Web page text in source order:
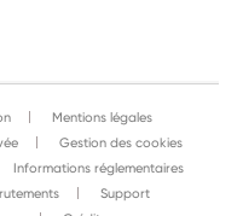
Mentions légales
Gestion des cookies
Informations réglementaires
Support